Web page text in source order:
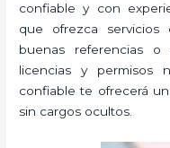
confiable y con
que ofrezca
buenas referencias
licencias y permisos
confiable te ofrecerá
sin cargos ocultos.